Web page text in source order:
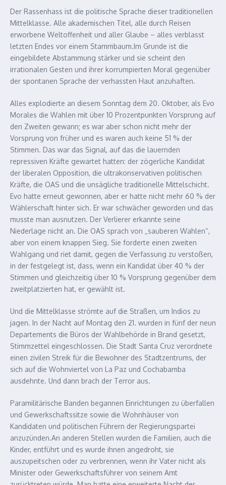
Der Rassenhass ist die politische Sprache dieser traditionellen
Mittelklasse. Alle akademischen Titel, alle durch Reisen
erworbene Weltoffenheit und aller Glaube – alles verblasst
letzten Endes vor einem Stammbaum.Im Grunde ist die
eingebildete Abstammung stärker und sie scheint den
irrationalen Gesten und ihrer korrumpierten Moral gegenüber
der spontanen Sprache der verhassten Haut anzuhaften.
Alles explodierte an diesem Sonntag dem 20. Oktober, als Evo
Morales die Wahlen mit über 10 Prozentpunkten Vorsprung auf
den Zweiten gewann; es war aber schon nicht mehr der
Vorsprung von früher und es waren auch keine 51 % der
Stimmen. Das war das Signal, auf das die lauernden
repressiven Kräfte gewartet hatten: der zögerliche Kandidat
der liberalen Opposition, die ultrakonservativen politischen
Kräfte, die OAS und die unsägliche traditionelle Mittelschicht.
Evo hatte erneut gewonnen, aber er hatte nicht mehr 60 % der
Wählerschaft hinter sich. Er war schwächer geworden und das
musste man ausnutzen. Der Verlierer erkannte seine
Niederlage nicht an. Die OAS sprach von „sauberen Wahlen“,
aber von einem knappen Sieg. Sie forderte einen zweiten
Wahlgang und riet damit, gegen die Verfassung zu verstoßen,
in der festgelegt ist, dass, wenn ein Kandidat über 40 % der
Stimmen und gleichzeitig über 10 % Vorsprung gegenüber dem
zweitplatzierten hat, er gewählt ist.
Und die Mittelklasse strömte auf die Straßen, um Indios zu
jagen. In der Nacht auf Montag den 21. wurden in fünf der neun
Departements die Büros der Wahlbehörde in Brand gesetzt,
Stimmzettel eingeschlossen. Die Stadt Santa Cruz verordnete
einen zivilen Streik für die Bewohner des Stadtzentrums, der
sich auf die Wohnviertel von La Paz und Cochabamba
ausdehnte. Und dann brach der Terror aus.
Paramilitärische Banden begannen Einrichtungen zu überfallen
und Gewerkschaftssitze sowie die Wohnhäuser von
Kandidaten und politischen Führern der Regierungspartei
anzuzünden.An anderen Stellen wurden die Familien, auch die
Kinder, entführt und es wurde ihnen angedroht, sie
auszupeitschen oder zu verbrennen, wenn ihr Vater nicht als
Minister oder Gewerkschaftsführer von seinem Amt